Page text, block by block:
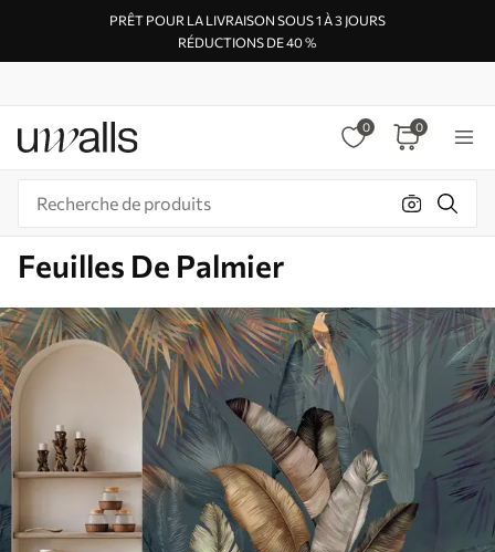
PRÊT POUR LA LIVRAISON SOUS 1 À 3 JOURS
RÉDUCTIONS DE 40 %
0 0
Feuilles De Palmier